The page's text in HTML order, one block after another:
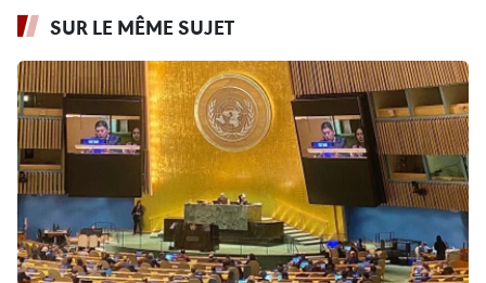
SUR LE MÊME SUJET